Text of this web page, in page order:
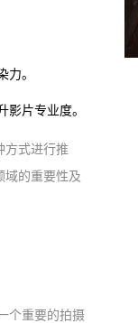
力。
片专业度。
方式进行推
域的重要性及
个重要的拍摄